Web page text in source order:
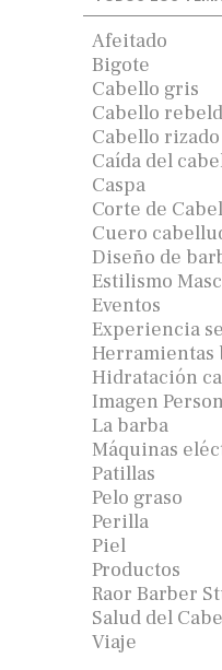
Afeitado
Bigote
Cabello gris
Cabello
Cabello rizado
Caída del
Caspa
Corte de
Cuero
Diseño de
Estilismo
Eventos
Experiencia
Herramientas
Hidratación
Imagen
La barba
Máquinas
Patillas
Pelo graso
Perilla
Piel
Productos
Raor Barber
Salud del
Viaje